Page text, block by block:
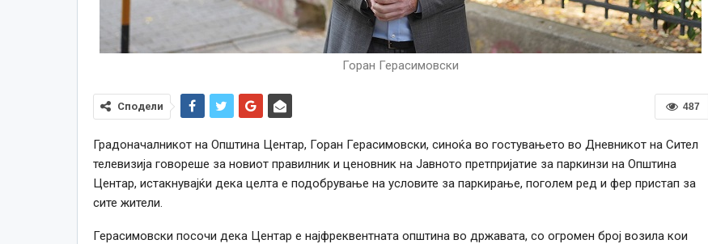
Горан Герасимовски
487
Сподели
Градоначалникот на Општина Центар, Горан Герасимовски, синоќа во гостувањето во Дневникот на Сител
телевизија говореше за новиот правилник и ценовник на Јавното претпријатие за паркинзи на Општина
Центар, истакнувајќи дека целта е подобрување на условите за паркирање, поголем ред и фер пристап за
сите жители.
Герасимовски посочи дека Центар е најфреквентната општина во државата, со огромен број возила кои